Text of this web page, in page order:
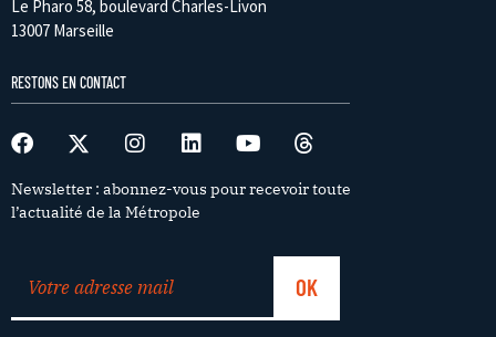
Le Pharo 58, boulevard Charles-Livon
13007 Marseille
RESTONS EN CONTACT
Newsletter : abonnez-vous pour recevoir toute
l’actualité de la Métropole